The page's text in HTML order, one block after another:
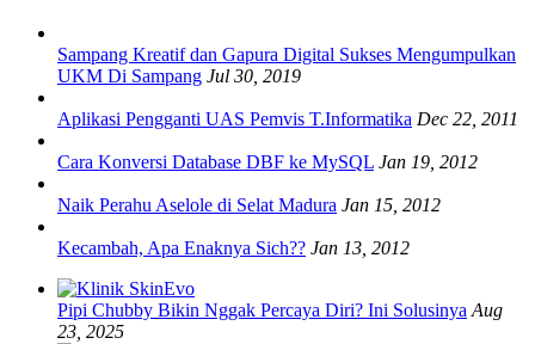
Sampang Kreatif dan Gapura Digital Sukses Mengumpulkan
UKM Di Sampang Jul 30, 2019
Aplikasi Pengganti UAS Pemvis T.Informatika Dec 22, 2011
Cara Konversi Database DBF ke MySQL Jan 19, 2012
Naik Perahu Aselole di Selat Madura Jan 15, 2012
Kecambah, Apa Enaknya Sich?? Jan 13, 2012
Pipi Chubby Bikin Nggak Percaya Diri? Ini Solusinya Aug
23, 2025